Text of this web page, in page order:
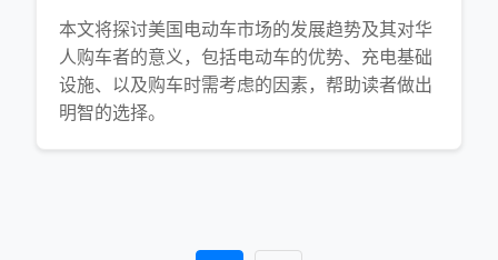
本文将探讨美国电动车市场的发展趋势及其对华
人购车者的意义，包括电动车的优势、充电基础
设施、以及购车时需考虑的因素，帮助读者做出
明智的选择。